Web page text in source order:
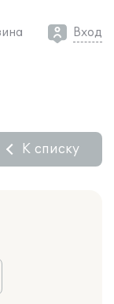
Вход
К списку